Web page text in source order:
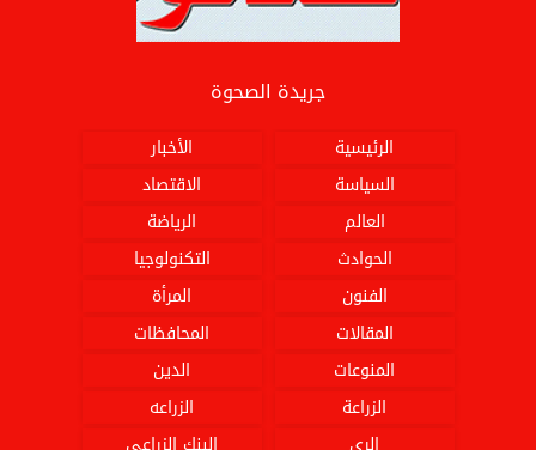
جريدة الصحوة
الرئيسية
الأخبار
السياسة
الاقتصاد
العالم
الرياضة
الحوادث
التكنولوجيا
الفنون
المرأة
المقالات
المحافظات
المنوعات
الدين
الزراعة
الزراعه